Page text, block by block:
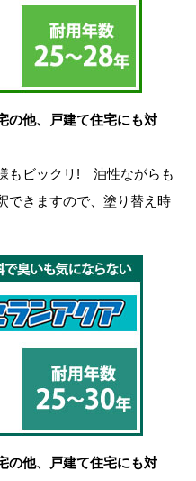
の他、戸建て住宅にも対
もビックリ! 油性ながらも
できますので、塗り替え時
の他、戸建て住宅にも対